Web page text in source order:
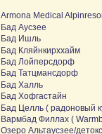
Armona Medical
Бад Аусзее
Бад Ишль
Бад Кляйнкирххайм
Бад Лойперсдорф
Бад Татцмансдорф
Бад Халль
Бад Хофгастайн
Бад Целль ( радоновый
Вармбад Филлах (
Озеро Альтаусзее/